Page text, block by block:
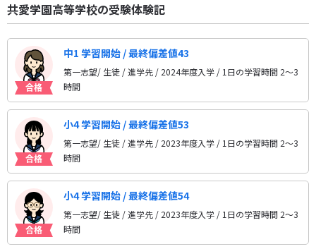
共愛学園高等学校の受験体験記
中1 学習開始 / 最終偏差値43
第一志望/ 生徒 / 進学先/ 2024年度入学 / 1日の学習時間 2〜3
時間
小4 学習開始 / 最終偏差値53
第一志望/ 生徒 / 進学先/ 2023年度入学 / 1日の学習時間 2〜3
時間
小4 学習開始 / 最終偏差値54
第一志望/ 生徒 / 進学先/ 2023年度入学 / 1日の学習時間 2〜3
時間